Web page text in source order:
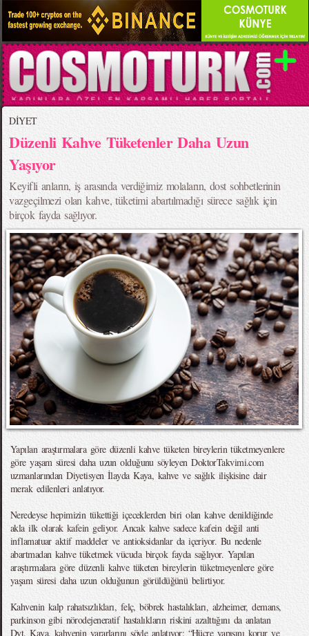
DİYET
Düzenli Kahve Tüketenler Daha Uzun
Yaşıyor
Keyifli anların, iş arasında verdiğimiz molaların, dost sohbetlerinin
vazgeçilmezi olan kahve, tüketimi abartılmadığı sürece sağlık için
birçok fayda sağlıyor.
Yapılan araştırmalara göre düzenli kahve tüketen bireylerin tüketmeyenlere
göre yaşam süresi daha uzun olduğunu söyleyen DoktorTakvimi.com
uzmanlarından Diyetisyen İlayda Kaya, kahve ve sağlık ilişkisine dair
merak edilenleri anlatıyor.
Neredeyse hepimizin tükettiği içeceklerden biri olan kahve denildiğinde
akla ilk olarak kafein geliyor. Ancak kahve sadece kafein değil anti
inflamatuar aktif maddeler ve antioksidanlar da içeriyor. Bu nedenle
abartmadan kahve tüketmek vücuda birçok fayda sağlıyor. Yapılan
araştırmalara göre düzenli kahve tüketen bireylerin tüketmeyenlere göre
yaşam süresi daha uzun olduğunun görüldüğünü belirtiyor.
Kahvenin kalp rahatsızlıkları, felç, böbrek hastalıkları, alzheimer, demans,
parkinson gibi nörodejeneratif hastalıkların riskini azalttığını da anlatan
Dyt. Kaya, kahvenin yararlarını şöyle anlatıyor: “Hücre yapısını korur ve